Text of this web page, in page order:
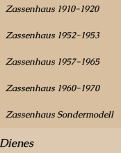
Zassenhaus 1910-1920
Zassenhaus 1952-1953
Zassenhaus 1957-1965
Zassenhaus 1960-1970
Zassenhaus Sondermodell
Dienes